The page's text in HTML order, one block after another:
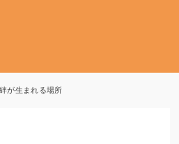
が生まれる場所